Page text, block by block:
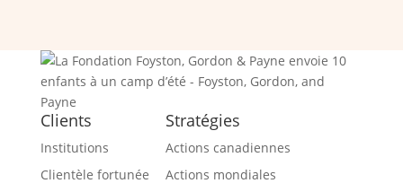
Clients
Institutions
Clientèle fortunée
Stratégies
Actions canadiennes
Actions mondiales